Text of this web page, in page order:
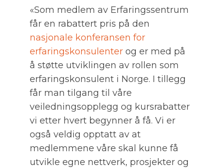
«Som medlem av Erfaringssentrum
får en rabattert pris på den
nasjonale konferansen for
erfaringskonsulenter og er med på
å støtte utviklingen av rollen som
erfaringskonsulent i Norge. I tillegg
får man tilgang til våre
veiledningsopplegg og kursrabatter
vi etter hvert begynner å få. Vi er
også veldig opptatt av at
medlemmene våre skal kunne få
utvikle egne nettverk, prosjekter og